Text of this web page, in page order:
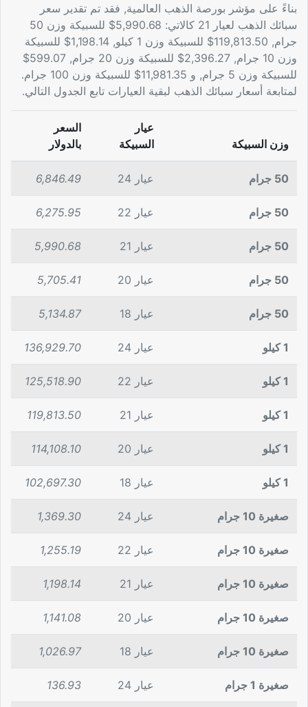
بناءً على مؤشر بورصة الذهب العالمية, فقد تم تقدير سعر
سبائك الذهب لعيار 21 كالاتي: 5,990.68$ للسبيكة وزن 50
جرام, 119,813.50$ للسبيكة وزن 1 كيلو, 1,198.14$ للسبيكة
وزن 10 جرام, 2,396.27$ للسبيكة وزن 20 جرام, 599.07$
للسبيكة وزن 5 جرام, و 11,981.35$ للسبيكة وزن 100 جرام.
لمتابعة أسعار سبائك الذهب لبقية العيارات تابع الجدول التالي.
وزن السبيكة
عيار
السبيكة
السعر
بالدولار
50 جرام عيار 24 6,846.49
50 جرام عيار 22 6,275.95
50 جرام عيار 21 5,990.68
50 جرام عيار 20 5,705.41
50 جرام عيار 18 5,134.87
1 كيلو عيار 24 136,929.70
1 كيلو عيار 22 125,518.90
1 كيلو عيار 21 119,813.50
1 كيلو عيار 20 114,108.10
1 كيلو عيار 18 102,697.30
صغيرة 10 جرام عيار 24 1,369.30
صغيرة 10 جرام عيار 22 1,255.19
صغيرة 10 جرام عيار 21 1,198.14
صغيرة 10 جرام عيار 20 1,141.08
صغيرة 10 جرام عيار 18 1,026.97
صغيرة 1 جرام عيار 24 136.93